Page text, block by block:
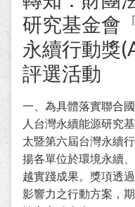
研究基金會
永續行動獎
評選活動
一、為具體落實聯合
人台灣永續能源研究
太暨第六屆台灣永續
揚各單位於環境永續
越實踐成果。獎項透
影響力之行動方案，